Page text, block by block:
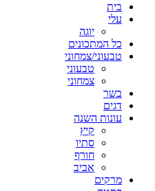
בית
עלי
יוגה
כל המתכונים
טבעוני/צמחוני
טבעוני
צמחוני
בשר
דגים
עונות השנה
קיץ
סתיו
חורף
אביב
מרקים